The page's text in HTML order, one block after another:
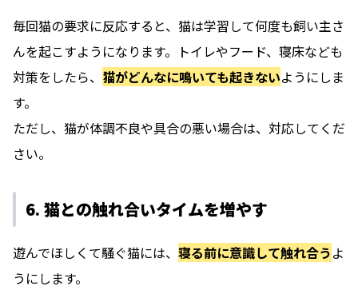
毎回猫の要求に反応すると、猫は学習して何度も飼い主さ
んを起こすようになります。トイレやフード、寝床なども
対策をしたら、 猫がどんなに鳴いても起きないようにしま
す。
ただし、猫が体調不良や具合の悪い場合は、対応してくだ
さい。
6. 猫との触れ合いタイムを増やす
遊んでほしくて騒ぐ猫には、 寝る前に意識して触れ合うよ
うにします。